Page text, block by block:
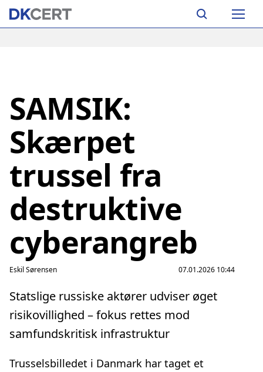
Skip
Main
SAMSIK:
Skærpet
trussel fra
destruktive
cyberangreb
Eskil Sørensen 07.01.2026 10:44
Statslige russiske aktører udviser øget
risikovillighed – fokus rettes mod
samfundskritisk infrastruktur
Trusselsbilledet i Danmark har taget et